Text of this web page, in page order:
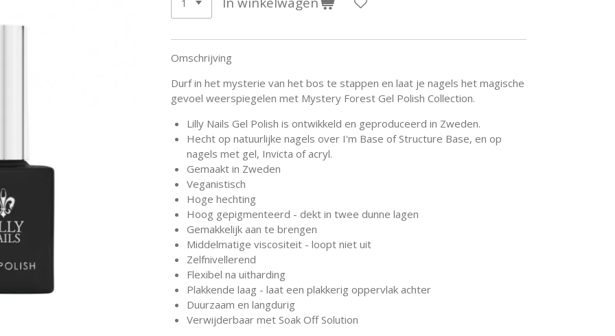
Omschrijving
Durf in het mysterie van het bos te stappen en laat je nagels het magische
gevoel weerspiegelen met Mystery Forest Gel Polish Collection.
Lilly Nails Gel Polish is ontwikkeld en geproduceerd in Zweden.
Hecht op natuurlijke nagels over I'm Base of Structure Base, en op
nagels met gel, Invicta of acryl.
Gemaakt in Zweden
Veganistisch
Hoge hechting
Hoog gepigmenteerd - dekt in twee dunne lagen
Gemakkelijk aan te brengen
Middelmatige viscositeit - loopt niet uit
Zelfnivellerend
Flexibel na uitharding
Plakkende laag - laat een plakkerig oppervlak achter
Duurzaam en langdurig
Verwijderbaar met Soak Off Solution